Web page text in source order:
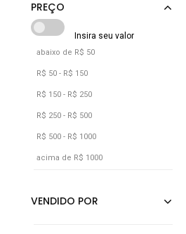
Rosê
Vermelho
Vinho
abaixo de R$ 50
R$ 50 - R$ 150
R$ 150 - R$ 250
R$ 250 - R$ 500
R$ 500 - R$ 1000
acima de R$ 1000